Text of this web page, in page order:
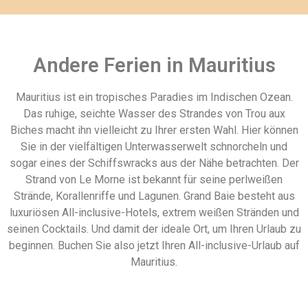
Andere Ferien in Mauritius
Mauritius ist ein tropisches Paradies im Indischen Ozean.
Das ruhige, seichte Wasser des Strandes von Trou aux
Biches macht ihn vielleicht zu Ihrer ersten Wahl. Hier können
Sie in der vielfältigen Unterwasserwelt schnorcheln und
sogar eines der Schiffswracks aus der Nähe betrachten. Der
Strand von Le Morne ist bekannt für seine perlweißen
Strände, Korallenriffe und Lagunen. Grand Baie besteht aus
luxuriösen All-inclusive-Hotels, extrem weißen Stränden und
seinen Cocktails. Und damit der ideale Ort, um Ihren Urlaub zu
beginnen. Buchen Sie also jetzt Ihren All-inclusive-Urlaub auf
Mauritius.